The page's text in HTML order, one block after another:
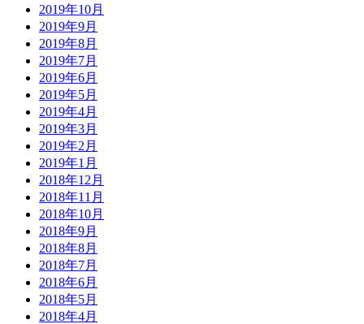
2019年10月
2019年9月
2019年8月
2019年7月
2019年6月
2019年5月
2019年4月
2019年3月
2019年2月
2019年1月
2018年12月
2018年11月
2018年10月
2018年9月
2018年8月
2018年7月
2018年6月
2018年5月
2018年4月